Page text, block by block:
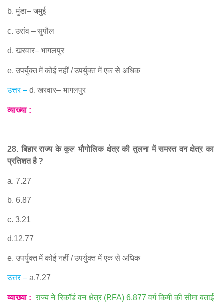
b. मुंडा– जमुई
c. उरांव – सुपौल
d. खरवार– भागलपुर
e. उपर्युक्त में कोई नहीं /उपर्युक्त में एक से अधिक
उत्तर– d. खरवार– भागलपुर
व्याख्या:
28.बिहार राज्य के कुल भौगोलिक क्षेत्र की तुलना में समस्त वन क्षेत्र का
प्रतिशत है?
a. 7.27
b. 6.87
c. 3.21
d.12.77
e. उपर्युक्त में कोई नहीं /उपर्युक्त में एक से अधिक
उत्तर– a.7.27
व्याख्या: राज्य ने रिकॉर्ड वन क्षेत्र(RFA) 6,877वर्ग किमी की सीमा बताई